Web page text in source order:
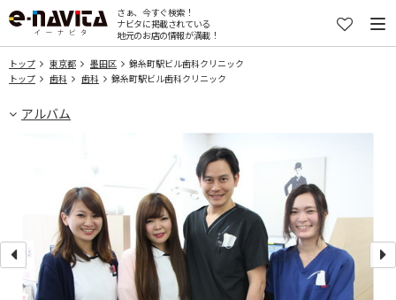
さぁ、今すぐ検索！
ナビタに掲載されている
地元のお店の情報が満載！
トップ 東京都 墨田区
錦糸町駅ビル歯科クリニック
トップ
歯科 歯科 錦糸町駅ビル歯科クリニック
アルバム